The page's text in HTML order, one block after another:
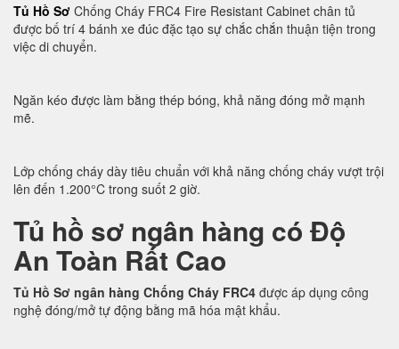
Tủ Hồ Sơ Chống Cháy FRC4 Fire Resistant Cabinet chân tủ
được bố trí 4 bánh xe đúc đặc tạo sự chắc chắn thuận tiện trong
việc di chuyển.
Ngăn kéo được làm bằng thép bóng, khả năng đóng mở mạnh
mẽ.
Lớp chống cháy dày tiêu chuẩn với khả năng chống cháy vượt trội
lên đến 1.200°C trong suốt 2 giờ.
Tủ hồ sơ ngân hàng có Độ
An Toàn Rất Cao
Tủ Hồ Sơ ngân hàng Chống Cháy FRC4 được áp dụng công
nghệ đóng/mở tự động bằng mã hóa mật khẩu.